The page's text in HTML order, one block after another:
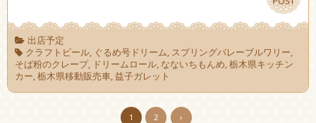
出店予定
クラフトビール, ぐるめ号ドリーム, スプリングバレーブルワリー,
そば粉のクレープ, ドリームロール, なないちもんめ,栃木県キッチン
カー,栃木県移動販売車,益子ガレット
1 2 ›